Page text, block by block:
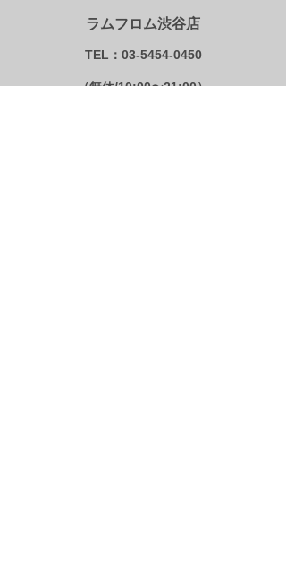
ラムフロム渋谷店
TEL：03-5454-0450
（無休/10:00〜21:00）